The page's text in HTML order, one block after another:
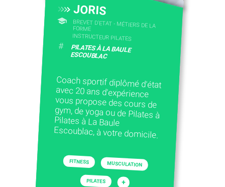
JORIS
BREVET D'ETAT - MÉTIERS DE LA
FORME
INSTRUCTEUR PILATES
# PILATES À LA BAULE
ESCOUBLAC
Coach sportif diplômé d'état
avec 20 ans d'expérience
vous propose des cours de
gym, de yoga ou de Pilates à
Pilates à La Baule
Escoublac, à votre domicile.
FITNESS MUSCULATION
PILATES +